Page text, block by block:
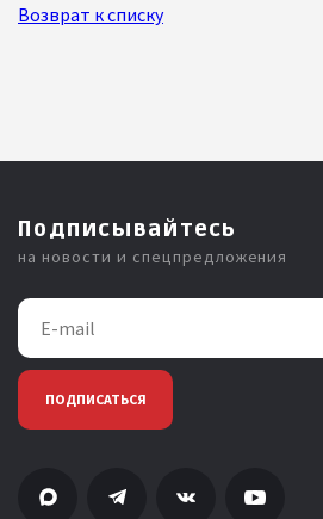
Возврат к списку
Подписывайтесь
на новости и спецпредложения
ПОДПИСАТЬСЯ